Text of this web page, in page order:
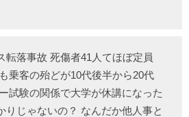
転落事故 死傷者41人てほぼ定員
乗客の殆どが10代後半から20代
試験の関係で大学が休講になった
りじゃないの？ なんだか他人事と